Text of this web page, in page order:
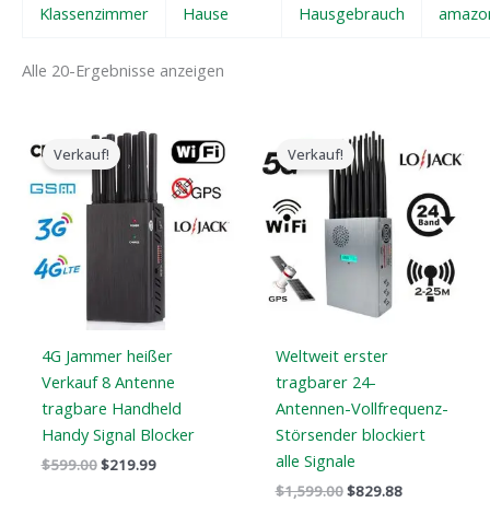
Klassenzimmer
Hause
Hausgebrauch
Alle 20-Ergebnisse anzeigen
Verkauf!
4G Jammer heißer
Verkauf 8 Antenne
tragbare Handheld
Handy Signal Blocker
$599.00
ursprüngliche
Preis
war:
$599.00.
$219.99
aktuelle
Preis
ist:
$219.99.
Verkauf!
Weltweit erster
tragbarer 24-
Antennen-Vollfrequenz-
Störsender blockiert
alle Signale
$1,599.00
ursprüngliche
Preis
war:
$1,599.00.
$829.88
aktuelle
Preis
$829.88.